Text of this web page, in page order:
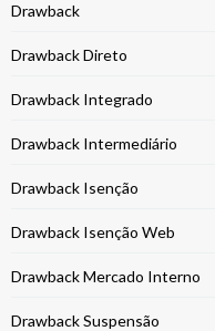
Drawback
Drawback Direto
Drawback Integrado
Drawback Intermediário
Drawback Isenção
Drawback Isenção Web
Drawback Mercado Interno
Drawback Suspensão